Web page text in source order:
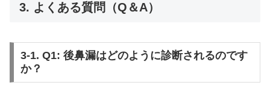
3. よくある質問（Q＆A）
3-1. Q1: 後鼻漏はどのように診断されるのです
か？